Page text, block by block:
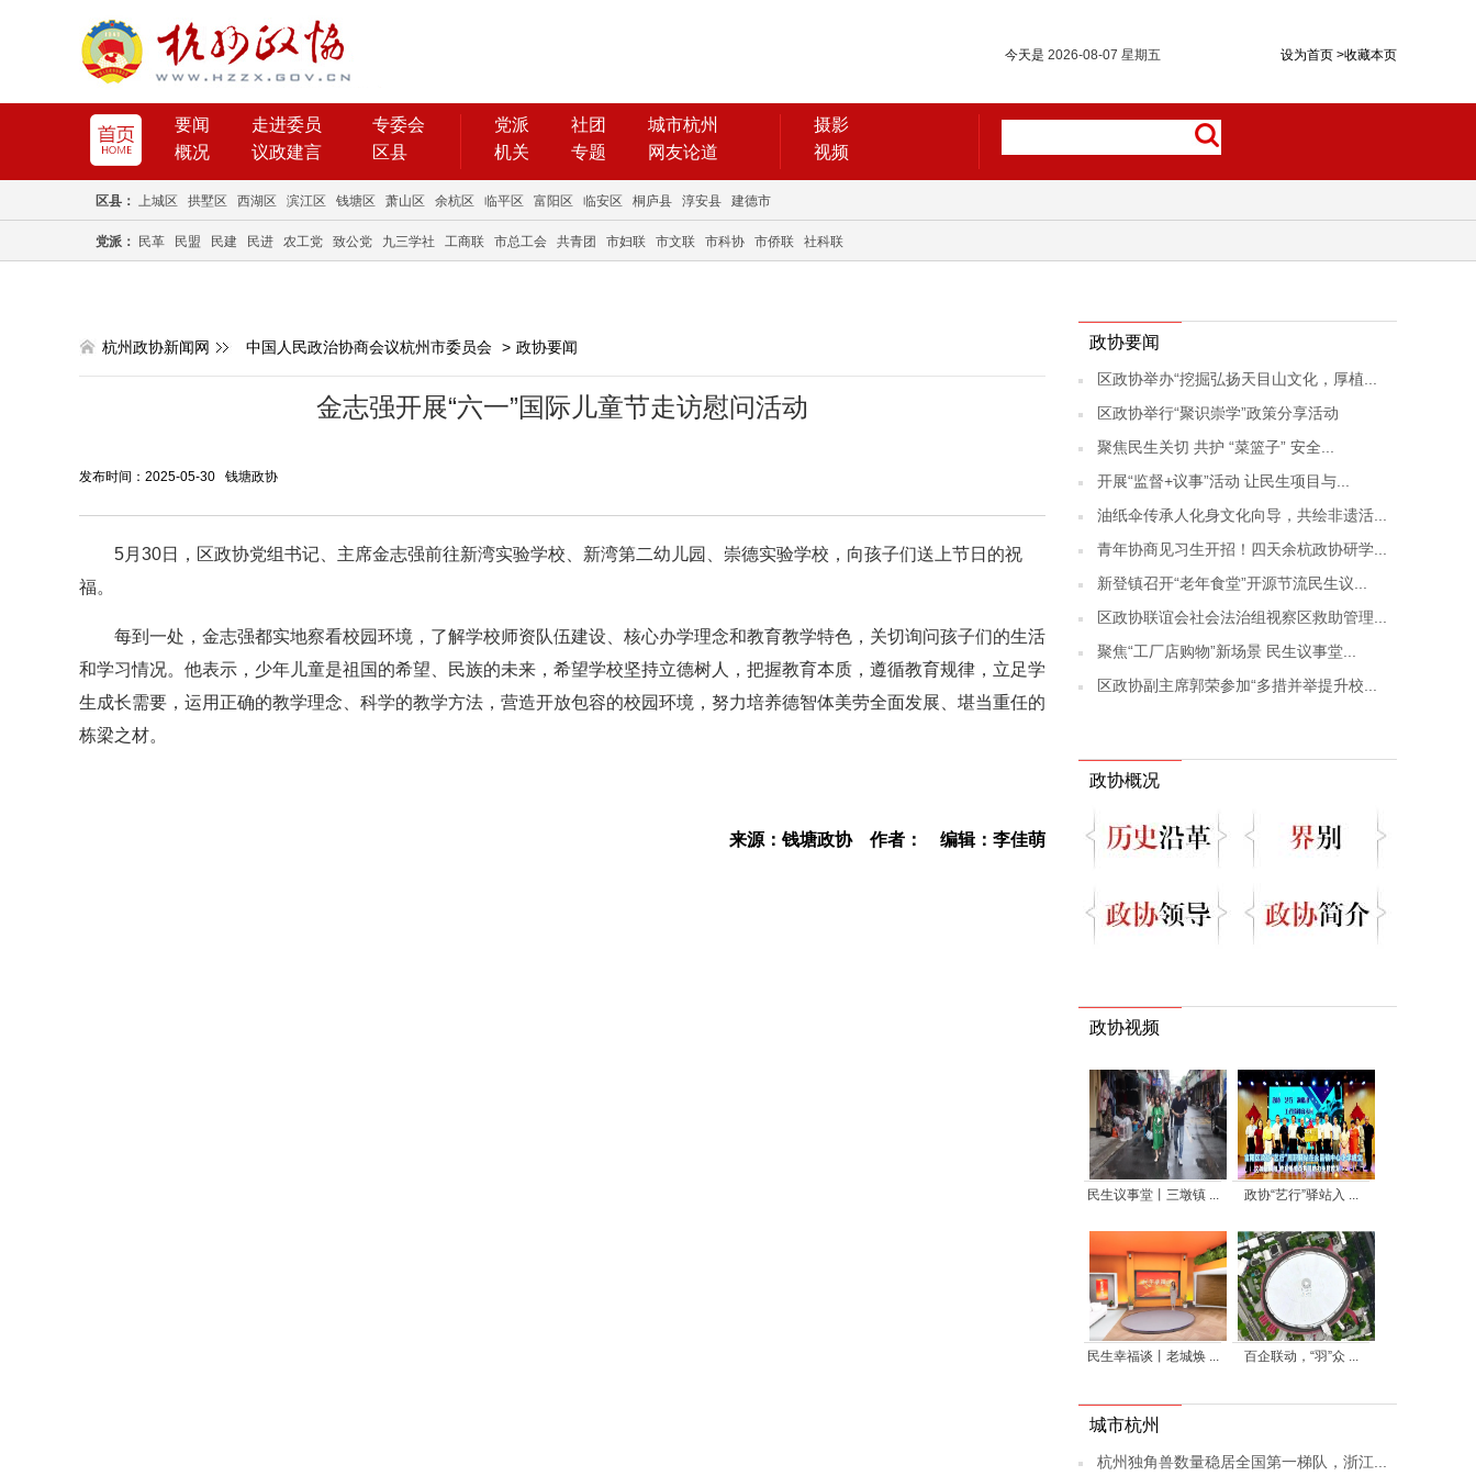
设为首页 >收藏本页
今天是 2026-08-07 星期五
要闻 走进委员
专委会
概况
议政建言 区县
党派 社团
城市杭州
机关
专题 网友论道
摄影
视频
区县： 上城区 拱墅区 西湖区 滨江区 钱塘区 萧山区 余杭区 临平区 富阳区 临安区 桐庐县 淳安县 建德市
党派： 民革 民盟 民建 民进 农工党 致公党 九三学社 工商联 市总工会 共青团 市妇联 市文联 市科协 市侨联 社科联
杭州政协新闻网 中国人民政治协商会议杭州市委员会 > 政协要闻
金志强开展“六一”国际儿童节走访慰问活动
发布时间：2025-05-30 钱塘政协
5月30日，区政协党组书记、主席金志强前往新湾实验学校、新湾第二幼儿园、崇德实验学校，向孩子们送上节日的祝
福。
每到一处，金志强都实地察看校园环境，了解学校师资队伍建设、核心办学理念和教育教学特色，关切询问孩子们的生活
和学习情况。他表示，少年儿童是祖国的希望、民族的未来，希望学校坚持立德树人，把握教育本质，遵循教育规律，立足学
生成长需要，运用正确的教学理念、科学的教学方法，营造开放包容的校园环境，努力培养德智体美劳全面发展、堪当重任的
栋梁之材。
来源：钱塘政协 作者： 编辑：李佳萌
政协要闻
区政协举办“挖掘弘扬天目山文化，厚植...
区政协举行“聚识崇学”政策分享活动
聚焦民生关切 共护 “菜篮子” 安全...
开展“监督+议事”活动 让民生项目与...
油纸伞传承人化身文化向导，共绘非遗活...
青年协商见习生开招！四天余杭政协研学...
新登镇召开“老年食堂”开源节流民生议...
区政协联谊会社会法治组视察区救助管理...
聚焦“工厂店购物”新场景 民生议事堂...
区政协副主席郭荣参加“多措并举提升校...
政协概况
政协视频
民生议事堂丨三墩镇 ... 政协“艺行”驿站入 ...
民生幸福谈丨老城焕 ... 百企联动，“羽”众 ...
城市杭州
杭州独角兽数量稳居全国第一梯队，浙江...